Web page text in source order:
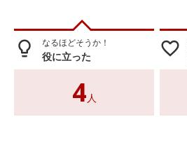
lightbulb_outline なるほどそうか！
役に立った
4 人
favorite_border